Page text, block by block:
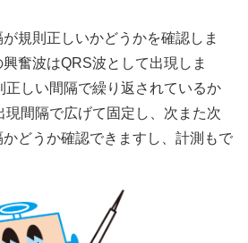
規則正しいかどうかを確認しま
奮波はQRS波として出現しま
正しい間隔で繰り返されているか
現間隔で広げて固定し、次また次
どうか確認できますし、計測もで